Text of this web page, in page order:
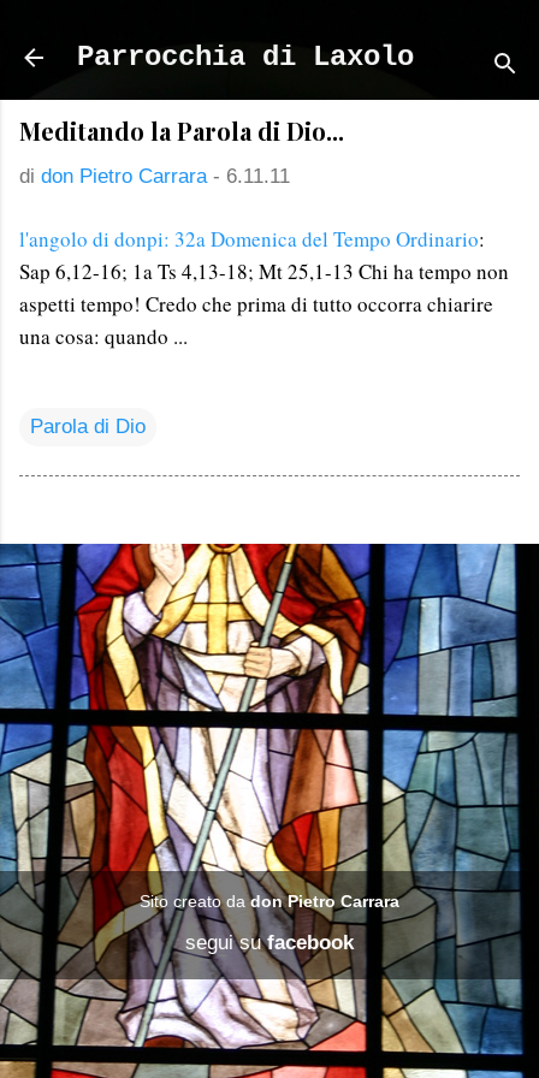
Parrocchia di Laxolo
Meditando la Parola di Dio...
di don Pietro Carrara - 6.11.11
l'angolo di donpi: 32a Domenica del Tempo Ordinario:
Sap 6,12-16; 1a Ts 4,13-18; Mt 25,1-13 Chi ha tempo non
aspetti tempo! Credo che prima di tutto occorra chiarire
una cosa: quando ...
Parola di Dio
Sito creato dadon Pietro Carrara
segui sufacebook